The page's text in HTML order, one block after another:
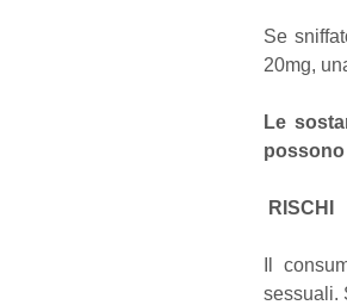
Se
20mg,
Le
possono
RISCHI
Il
sessuali.